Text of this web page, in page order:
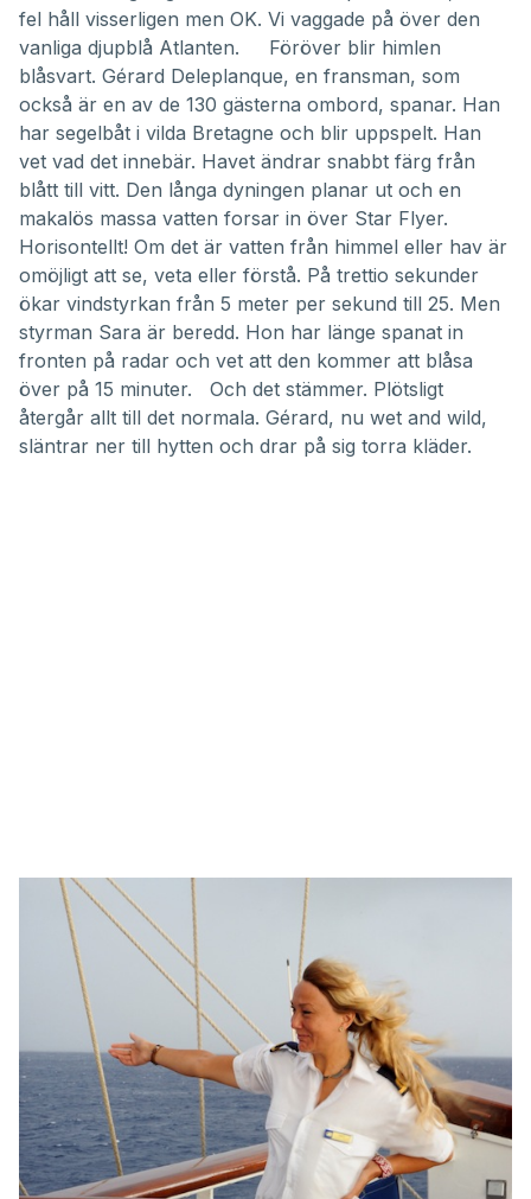
fel håll visserligen men OK. Vi vaggade på över den
vanliga djupblå Atlanten. Föröver blir himlen
blåsvart. Gérard Deleplanque, en fransman, som
också är en av de 130 gästerna ombord, spanar. Han
har segelbåt i vilda Bretagne och blir uppspelt. Han
vet vad det innebär. Havet ändrar snabbt färg från
blått till vitt. Den långa dyningen planar ut och en
makalös massa vatten forsar in över Star Flyer.
Horisontellt! Om det är vatten från himmel eller hav är
omöjligt att se, veta eller förstå. På trettio sekunder
ökar vindstyrkan från 5 meter per sekund till 25. Men
styrman Sara är beredd. Hon har länge spanat in
fronten på radar och vet att den kommer att blåsa
över på 15 minuter. Och det stämmer. Plötsligt
återgår allt till det normala. Gérard, nu wet and wild,
släntrar ner till hytten och drar på sig torra kläder.